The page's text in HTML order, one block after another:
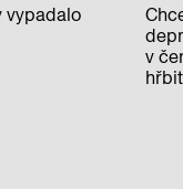
vypadalo
v